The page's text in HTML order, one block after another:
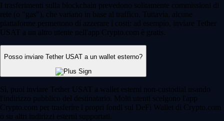
I trasferimenti sulla blockchain prevedono solitamente commissioni di
rete (o "gas"), che variano in base al traffico. Tuttavia, alcune
piattaforme permettono di azzerare i costi: ad esempio, inviare Tether
USAT a un altro utente nell'app Crypto.com è gratis.
Posso inviare Tether USAT a un wallet esterno?
Sì, puoi inviare Tether USAT a wallet esterni non-custodial usando
l'indirizzo pubblico del destinatario. Molti utenti scelgono l'app
Crypto.com per trasferire i propri fondi sul DeFi Wallet di Crypto.com
o su altri indirizzi esterni supportati.